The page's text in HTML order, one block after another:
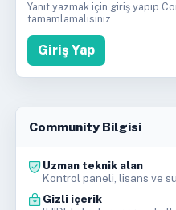
Yanıt yazmak için giriş yapıp
tamamlamalısınız.
Giriş Yap
Community Bilgisi
Uzman teknik alan
Kontrol paneli, lisans ve
Gizli içerik